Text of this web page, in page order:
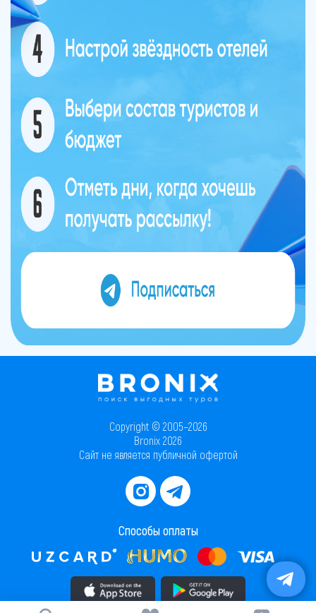
Copyright © 2005–2026
Bronix 2026
Сайт не является публичной офертой
Способы оплаты
Скачать приложение в AppStore Скачать приложение в PlayMarket